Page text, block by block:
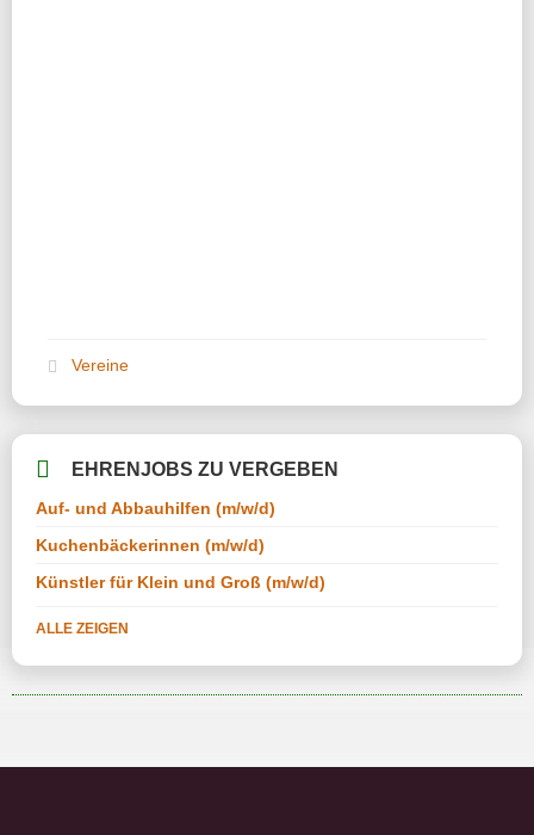
Vereine
EHRENJOBS ZU VERGEBEN
Auf- und Abbauhilfen (m/w/d)
Kuchenbäckerinnen (m/w/d)
Künstler für Klein und Groß (m/w/d)
ALLE ZEIGEN